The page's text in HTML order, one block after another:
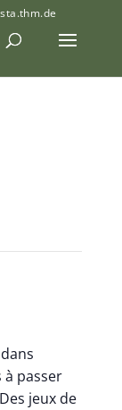
à passer
jeux de